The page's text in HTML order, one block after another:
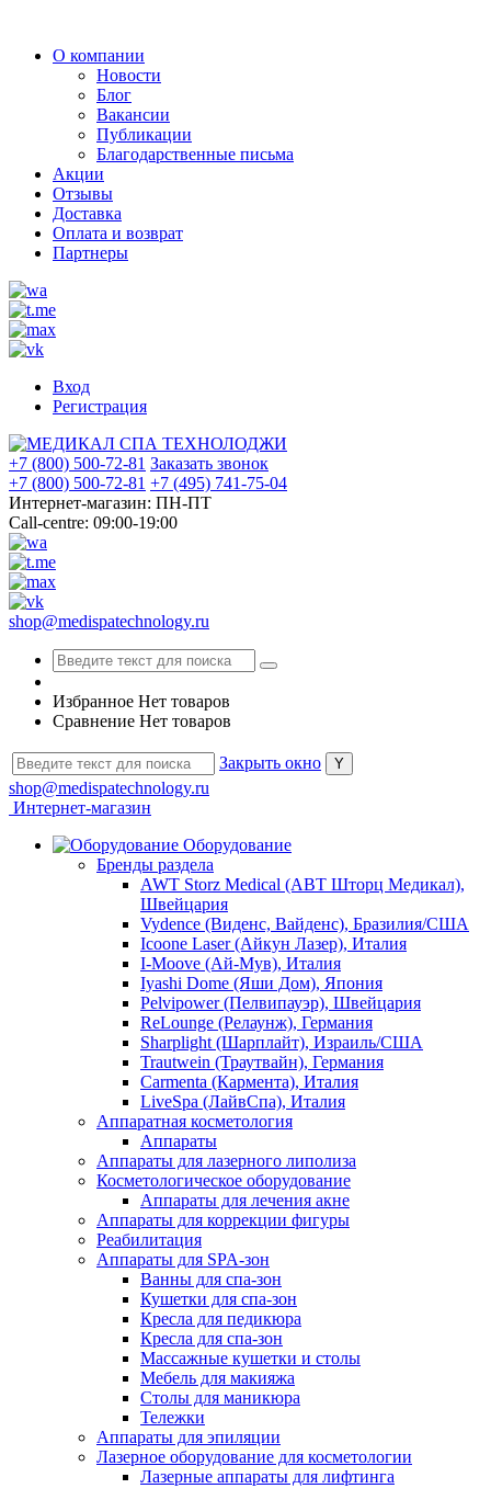
О компании
Новости
Блог
Вакансии
Публикации
Благодарственные письма
Акции
Отзывы
Доставка
Оплата и возврат
Партнеры
Вход
Регистрация
+7 (800) 500-72-81 Заказать звонок
+7 (800) 500-72-81 +7 (495) 741-75-04
Интернет-магазин: ПН-ПТ
Call-centre: 09:00-19:00
shop@medispatechnology.ru
Избранное Нет товаров
Сравнение Нет товаров
Закрыть окно
shop@medispatechnology.ru
Интернет-магазин
Оборудование
Бренды раздела
AWT Storz Medical (АВТ Шторц Медикал),
Швейцария
Vydence (Виденс, Вайденс), Бразилия/США
Icoone Laser (Айкун Лазер), Италия
I-Moove (Ай-Мув), Италия
Iyashi Dome (Яши Дом), Япония
Pelvipower (Пелвипауэр), Швейцария
ReLounge (Релаунж), Германия
Sharplight (Шарплайт), Израиль/США
Trautwein (Траутвайн), Германия
Carmenta (Кармента), Италия
LiveSpa (ЛайвСпа), Италия
Аппаратная косметология
Аппараты
Аппараты для лазерного липолиза
Косметологическое оборудование
Аппараты для лечения акне
Аппараты для коррекции фигуры
Реабилитация
Аппараты для SPA-зон
Ванны для спа-зон
Кушетки для спа-зон
Кресла для педикюра
Кресла для спа-зон
Массажные кушетки и столы
Мебель для макияжа
Столы для маникюра
Тележки
Аппараты для эпиляции
Лазерное оборудование для косметологии
Лазерные аппараты для лифтинга